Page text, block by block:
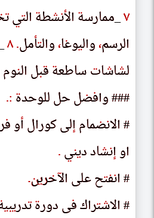
٧_ممارسة الأنشطة التي
الرسم،واليوغا،والتأمل.٨
لشاشات ساطعة قبل النوم
### وافضل حل للوحدة :
.
# الانضمام إلى كورال أو
او إنشاد ديني.
# انفتح على الآخرين.
# الاشتراك فى دورة
٧_ممارسه الاٮسطه الٮى
الرسم،والىوعا،والٮامل.٨
لساساٮ ساطعه ٯٮل الٮوم
### واڡصل حل للوحده :
.
# الاٮصمام الى كورال او
او اٮساد دىٮى.
# اٮڡٮح على الاحرىں.
# الاسٮراك ڡى دوره